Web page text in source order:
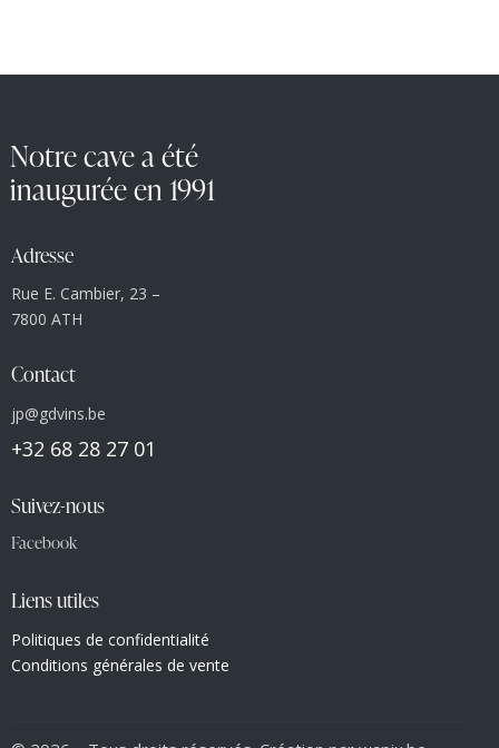
Notre cave a été
inaugurée en 1991
Adresse
Rue E. Cambier, 23 –
7800 ATH
Contact
jp@gdvins.be
+32 68 28 27 01
Suivez-nous
Facebook
Liens utiles
Politiques de confidentialité
Conditions générales de vente